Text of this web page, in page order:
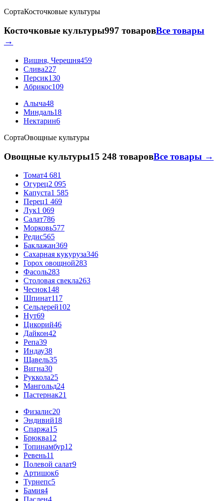
СортаКосточковые культуры
Косточковые культуры997 товаровВсе товары
→
Вишня, Черешня459
Слива227
Персик130
Абрикос109
Алыча48
Миндаль18
Нектарин6
СортаОвощные культуры
Овощные культуры15 248 товаровВсе товары →
Томат4 681
Огурец2 095
Капуста1 585
Перец1 469
Лук1 069
Салат786
Морковь577
Редис565
Баклажан369
Сахарная кукуруза346
Горох овощной283
Фасоль283
Столовая свекла263
Чеснок148
Шпинат117
Сельдерей102
Нут69
Цикорий46
Дайкон42
Репа39
Индау38
Щавель35
Вигна30
Руккола25
Мангольд24
Пастернак21
Физалис20
Эндивий18
Спаржа15
Брюква12
Топинамбур12
Ревень11
Полевой салат9
Артишок6
Турнепс5
Бамия4